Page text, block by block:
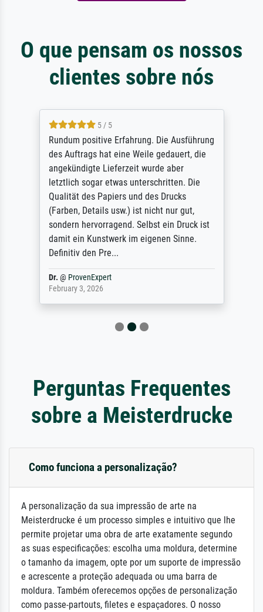
O que pensam os nossos
clientes sobre nós
5 / 5
Rundum positive Erfahrung. Die Ausführung
des Auftrags hat eine Weile gedauert, die
angekündigte Lieferzeit wurde aber
letztlich sogar etwas unterschritten. Die
Qualität des Papiers und des Drucks
(Farben, Details usw.) ist nicht nur gut,
sondern hervorragend. Selbst ein Druck ist
damit ein Kunstwerk im eigenen Sinne.
Definitiv den Pre...
Dr. @ ProvenExpert
February 3, 2026
Perguntas Frequentes
sobre a Meisterdrucke
Como funciona a personalização?
A personalização da sua impressão de arte na
Meisterdrucke é um processo simples e intuitivo que lhe
permite projetar uma obra de arte exatamente segundo
as suas especificações: escolha uma moldura, determine
o tamanho da imagem, opte por um suporte de impressão
e acrescente a proteção adequada ou uma barra de
moldura. Também oferecemos opções de personalização
como passe-partouts, filetes e espaçadores. O nosso